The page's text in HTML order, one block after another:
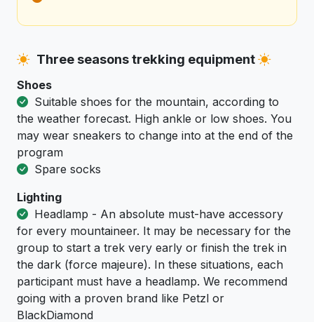
Three seasons trekking equipment
Shoes
Suitable shoes for the mountain, according to
the weather forecast. High ankle or low shoes. You
may wear sneakers to change into at the end of the
program
Spare socks
Lighting
Headlamp - An absolute must-have accessory
for every mountaineer. It may be necessary for the
group to start a trek very early or finish the trek in
the dark (force majeure). In these situations, each
participant must have a headlamp. We recommend
going with a proven brand like Petzl or
BlackDiamond